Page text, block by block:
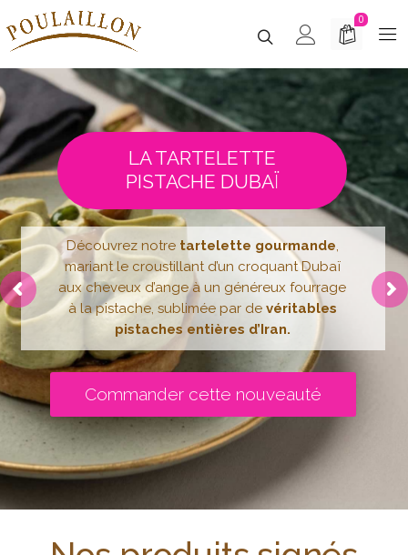
0
LA TARTELETTE
PISTACHE DUBAÏ
Commander cette nouveauté
Découvrez notre tartelette gourmande,
mariant le croustillant d’un croquant Dubaï
aux cheveux d’ange à un généreux fourrage
à la pistache, sublimée par de véritables
pistaches entières d’Iran.